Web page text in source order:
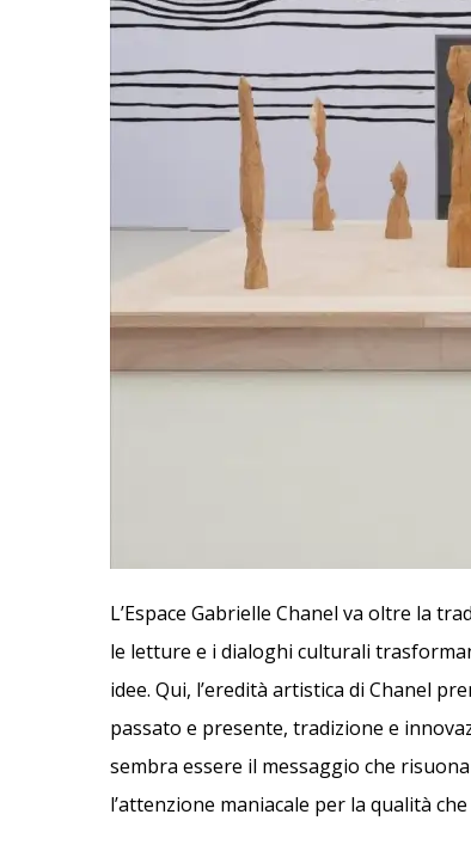
L’Espace Gabrielle Chanel va oltre la
le letture e i dialoghi culturali
idee. Qui, l’eredità artistica di Chanel
passato e presente, tradizione e
sembra essere il messaggio che
l’attenzione maniacale per la qualità